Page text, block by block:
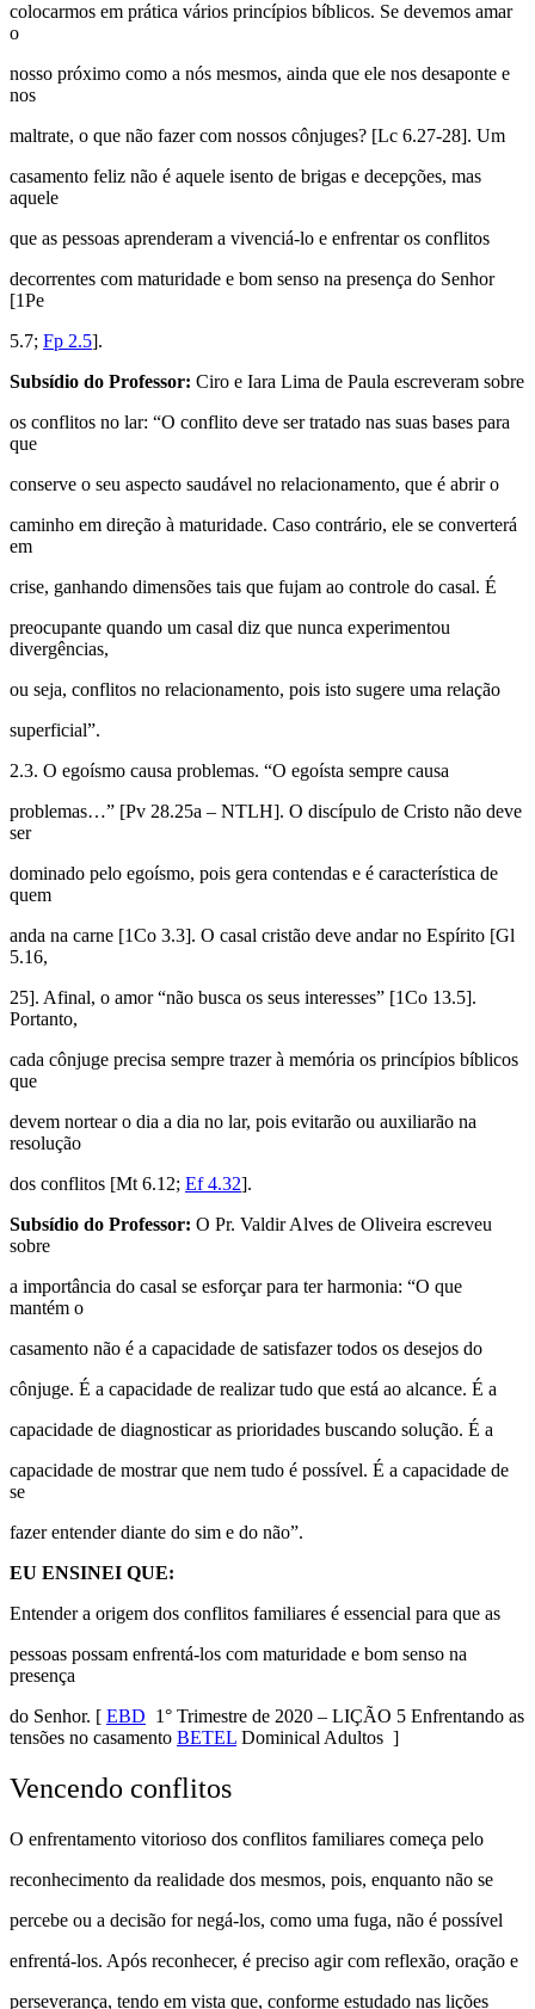
colocarmos em prática vários princípios bíblicos. Se devemos amar
o
nosso próximo como a nós mesmos, ainda que ele nos desaponte e
nos
maltrate, o que não fazer com nossos cônjuges? [Lc 6.27-28]. Um
casamento feliz não é aquele isento de brigas e decepções, mas
aquele
que as pessoas aprenderam a vivenciá-lo e enfrentar os conflitos
decorrentes com maturidade e bom senso na presença do Senhor
[1Pe
5.7; Fp 2.5].
Subsídio do Professor: Ciro e Iara Lima de Paula escreveram sobre
os conflitos no lar: “O conflito deve ser tratado nas suas bases para
que
conserve o seu aspecto saudável no relacionamento, que é abrir o
caminho em direção à maturidade. Caso contrário, ele se converterá
em
crise, ganhando dimensões tais que fujam ao controle do casal. É
preocupante quando um casal diz que nunca experimentou
divergências,
ou seja, conflitos no relacionamento, pois isto sugere uma relação
superficial”.
2.3. O egoísmo causa problemas. “O egoísta sempre causa
problemas…” [Pv 28.25a – NTLH]. O discípulo de Cristo não deve
ser
dominado pelo egoísmo, pois gera contendas e é característica de
quem
anda na carne [1Co 3.3]. O casal cristão deve andar no Espírito [Gl
5.16,
25]. Afinal, o amor “não busca os seus interesses” [1Co 13.5].
Portanto,
cada cônjuge precisa sempre trazer à memória os princípios bíblicos
que
devem nortear o dia a dia no lar, pois evitarão ou auxiliarão na
resolução
dos conflitos [Mt 6.12; Ef 4.32].
Subsídio do Professor: O Pr. Valdir Alves de Oliveira escreveu
sobre
a importância do casal se esforçar para ter harmonia: “O que
mantém o
casamento não é a capacidade de satisfazer todos os desejos do
cônjuge. É a capacidade de realizar tudo que está ao alcance. É a
capacidade de diagnosticar as prioridades buscando solução. É a
capacidade de mostrar que nem tudo é possível. É a capacidade de
se
fazer entender diante do sim e do não”.
EU ENSINEI QUE:
Entender a origem dos conflitos familiares é essencial para que as
pessoas possam enfrentá-los com maturidade e bom senso na
presença
do Senhor. [ EBD 1° Trimestre de 2020 – LIÇÃO 5 Enfrentando as
tensões no casamento BETEL Dominical Adultos ]
Vencendo conflitos
O enfrentamento vitorioso dos conflitos familiares começa pelo
reconhecimento da realidade dos mesmos, pois, enquanto não se
percebe ou a decisão for negá-los, como uma fuga, não é possível
enfrentá-los. Após reconhecer, é preciso agir com reflexão, oração e
perseverança, tendo em vista que, conforme estudado nas lições